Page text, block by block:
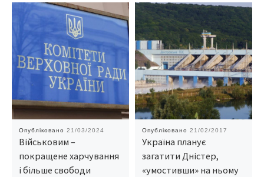
Опубліковано 21/03/2024
Військовим –
покращене харчування
і більше свободи
Опубліковано 21/02/2017
Україна планує
загатити Дністер,
«умостивши» на ньому